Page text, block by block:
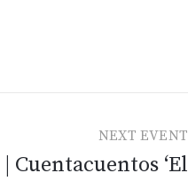
NEXT EVENT
Cuentacuentos ‘El